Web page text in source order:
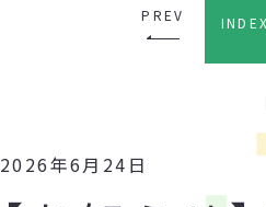
PREV INDEX
2026年6月24日